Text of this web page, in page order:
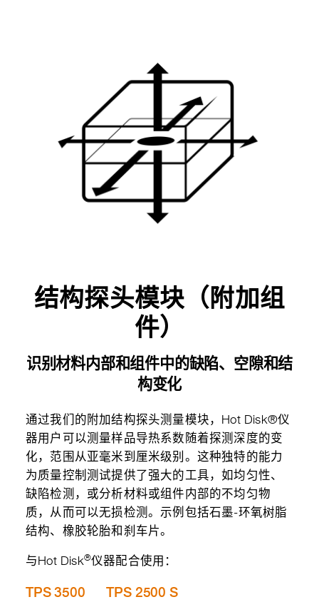
结构探头模块（附加组
件）
识别材料内部和组件中的缺陷、空隙和结
构变化
通过我们的附加结构探头测量模块，Hot Disk®仪
器用户可以测量样品导热系数随着探测深度的变
化，范围从亚毫米到厘米级别。这种独特的能力
为质量控制测试提供了强大的工具，如均匀性、
缺陷检测，或分析材料或组件内部的不均匀物
质，从而可以无损检测。示例包括石墨-环氧树脂
结构、橡胶轮胎和刹车片。
与Hot Disk®仪器配合使用：
TPS 3500 TPS 2500 S